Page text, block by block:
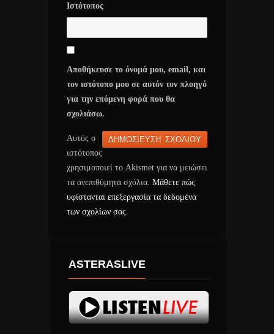
Ιστότοπος
Αποθήκευσε το όνομά μου, email, και
τον ιστότοπο μου σε αυτόν τον πλοηγό
για την επόμενη φορά που θα
σχολιάσω.
Αυτός ο
ιστότοπος
χρησιμοποιεί το Akismet για να μειώσει
τα ανεπιθύμητα σχόλια. Μάθετε πώς
υφίστανται επεξεργασία τα δεδομένα
των σχολίων σας
ASTERASLIVE